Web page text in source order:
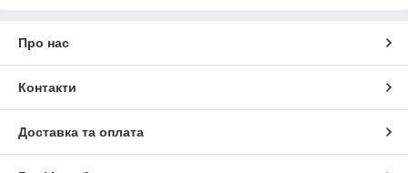
Про нас
Контакти
Доставка та оплата